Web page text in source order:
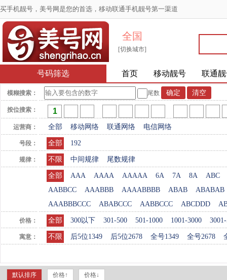
买手机靓号，美号网是您的首选，移动联通手机靓号第一渠道
全国
[切换城市]
号码筛选 首页 移动靓号 联通
模糊搜索： 尾数
按位搜索：
运营商： 全部 移动网络 联通网络 电信网络
号段： 全部 192
规律： 不限 中间规律 尾数规律
全部 AAA AAAA AAAAA 6A 7A 8A
ABC
AABBCC
AAABBB AAAABBBB ABAB
ABABAB
AAABBBCCC
ABABCCC AABBCCC ABCDDD
价格： 全部 300以下 301-500 501-1000 1001-3000
寓意： 不限 后5位1349 后5位2678 全号1349 全号2678
默认排序 价格↑ 价格↓